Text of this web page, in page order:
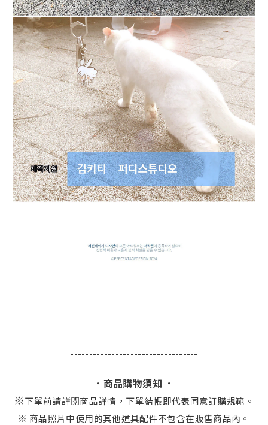
----------------------------------
．商品購物須知 ．
※下單前請詳閱商品詳情，下單結帳即代表同意訂購規範。
※ 商品照片中使用的其他道具配件不包含在販售商品內。